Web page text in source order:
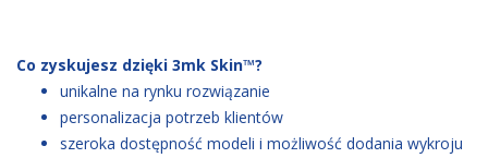
Co zyskujesz dzięki 3mk Skin™?
unikalne na rynku rozwiązanie
personalizacja potrzeb klientów
szeroka dostępność modeli i możliwość dodania wykroju